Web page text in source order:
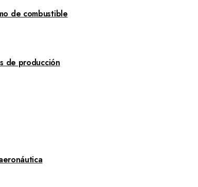
de combustible
de producción